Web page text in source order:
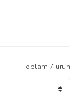
Toplam 7 ürün